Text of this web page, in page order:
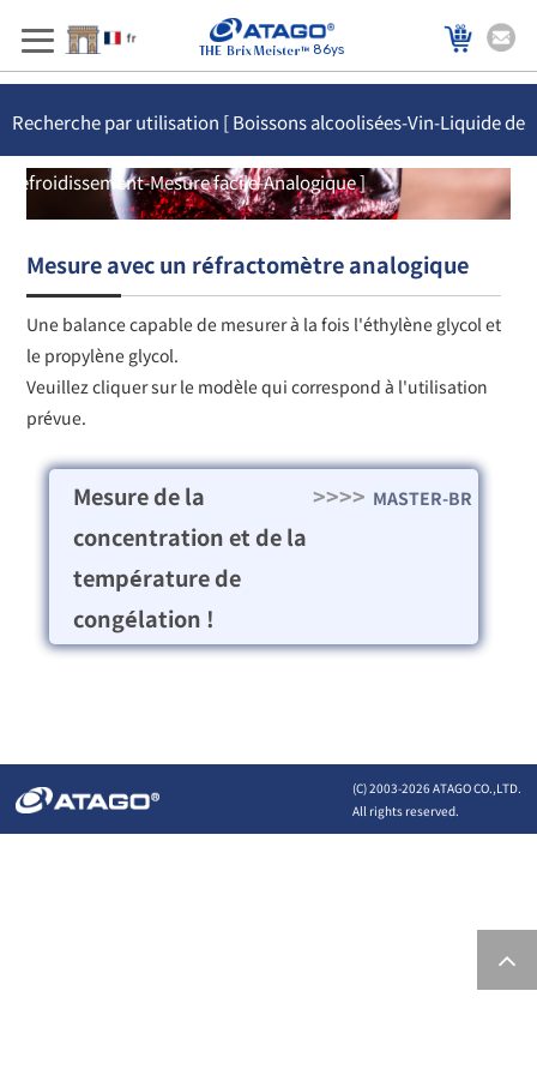
86ys
Recherche par utilisation [ Boissons alcoolisées-Vin-Liquide de
refroidissement-Mesure facile-Analogique ]
Mesure avec un réfractomètre analogique
Une balance capable de mesurer à la fois l'éthylène glycol et
le propylène glycol.
Veuillez cliquer sur le modèle qui correspond à l'utilisation
prévue.
Mesure de la
concentration et de la
température de
congélation !
>>>> MASTER-BR
(C) 2003-2026 ATAGO CO.,LTD.
All rights reserved.